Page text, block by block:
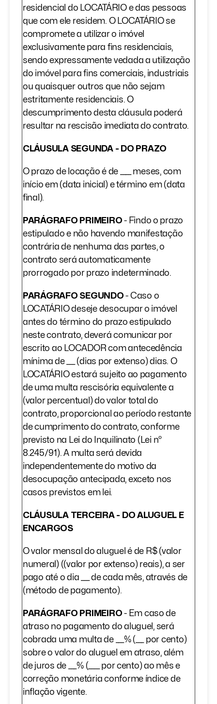
residencial do LOCATÁRIO e das pessoas
que com ele residem. O LOCATÁRIO se
compromete a utilizar o imóvel
exclusivamente para fins residenciais,
sendo expressamente vedada a utilização
do imóvel para fins comerciais, industriais
ou quaisquer outros que não sejam
estritamente residenciais. O
descumprimento desta cláusula poderá
resultar na rescisão imediata do contrato.
CLÁUSULA SEGUNDA - DO PRAZO
O prazo de locação é de ____ meses, com
início em (data inicial) e término em (data
final).
PARÁGRAFO PRIMEIRO - Findo o prazo
estipulado e não havendo manifestação
contrária de nenhuma das partes, o
contrato será automaticamente
prorrogado por prazo indeterminado.
PARÁGRAFO SEGUNDO - Caso o
LOCATÁRIO deseje desocupar o imóvel
antes do término do prazo estipulado
neste contrato, deverá comunicar por
escrito ao LOCADOR com antecedência
mínima de ___ (dias por extenso) dias. O
LOCATÁRIO estará sujeito ao pagamento
de uma multa rescisória equivalente a
(valor percentual) do valor total do
contrato, proporcional ao período restante
de cumprimento do contrato, conforme
previsto na Lei do Inquilinato (Lei nº
8.245/91). A multa será devida
independentemente do motivo da
desocupação antecipada, exceto nos
casos previstos em lei.
CLÁUSULA TERCEIRA - DO ALUGUEL E
ENCARGOS
O valor mensal do aluguel é de R$ (valor
numeral) ((valor por extenso) reais), a ser
pago até o dia ___ de cada mês, através de
(método de pagamento).
PARÁGRAFO PRIMEIRO - Em caso de
atraso no pagamento do aluguel, será
cobrada uma multa de ___% (___ por cento)
sobre o valor do aluguel em atraso, além
de juros de ___% (____ por cento) ao mês e
correção monetária conforme índice de
inflação vigente.